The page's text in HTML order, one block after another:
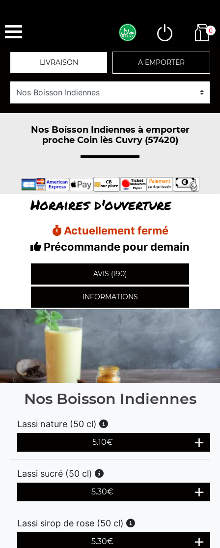
0
LIVRAISON A EMPORTER
Nos Boisson Indiennes à emporter
proche Coin lès Cuvry (57420)
Horaires d'ouverture
Actuellement fermé
Précommande pour demain
AVIS (190)
INFORMATIONS
Nos Boisson Indiennes
Lassi nature (50 cl)
5.10€
Lassi sucré (50 cl)
5.30€
Lassi sirop de rose (50 cl)
5.30€